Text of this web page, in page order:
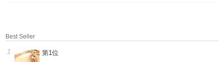
Best Seller
第1位